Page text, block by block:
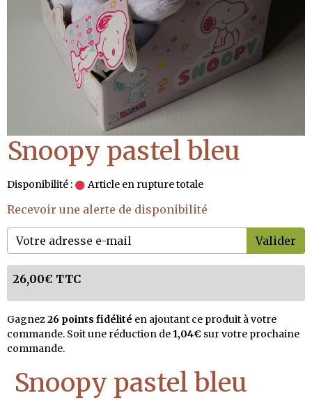
Snoopy pastel bleu
Disponibilité : Article en rupture totale
Recevoir une alerte de disponibilité
Valider
26,00€ TTC
Gagnez26 points fidélité en ajoutant ce produit à votre
commande. Soit une réduction de 1,04€ sur votre prochaine
commande.
Snoopy pastel bleu